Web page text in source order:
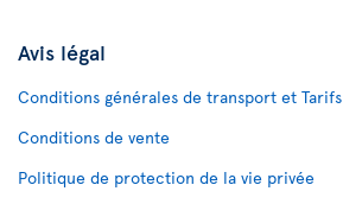
Avis légal
Conditions générales de transport et Tarifs
Conditions de vente
Politique de protection de la vie privée